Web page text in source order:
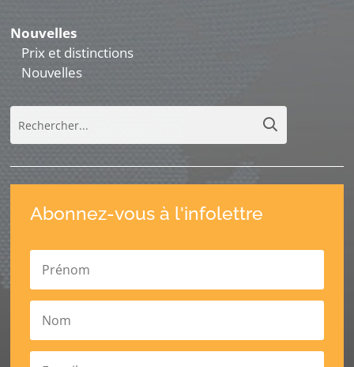
Nouvelles
Prix et distinctions
Nouvelles
Abonnez-vous à l'infolettre